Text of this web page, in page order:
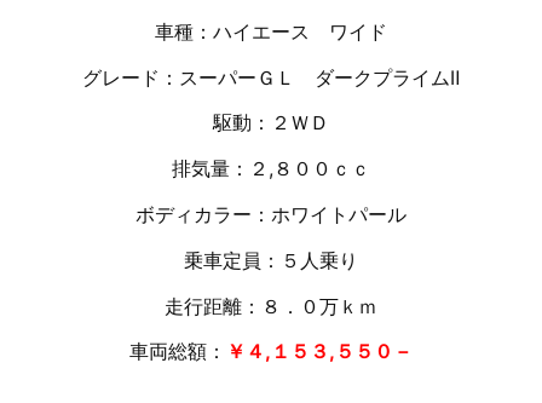
車種：ハイエース ワイド
グレード：スーパーＧＬ ダークプライムⅡ
駆動：２ＷＤ
排気量：２,８ ００ｃｃ
ボディカラー：ホワイトパール
乗車定員：５人乗り
走行距離：８．０万 ｋｍ
車両総額： ￥４,１５３,５５０－